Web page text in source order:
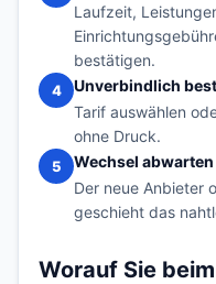
Laufzeit,
bestätigen.
4
Unverbindlich
Tarif auswählen
ohne Druck.
5
Wechsel abwarten
Der neue Anbieter
geschieht das
Worauf Sie